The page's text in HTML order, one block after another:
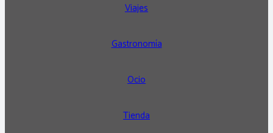
Viajes
Gastronomía
Ocio
Tienda